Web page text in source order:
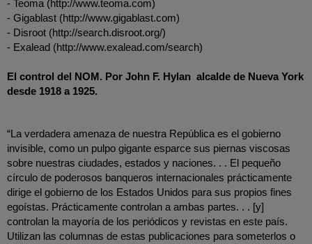
- Teoma (http://www.teoma.com)
- Gigablast (http://www.gigablast.com)
- Disroot (http://search.disroot.org/)
- Exalead (http://www.exalead.com/search)
El control del NOM. Por John F. Hylan  alcalde de Nueva York
desde 1918 a 1925.
“La verdadera amenaza de nuestra República es el gobierno
invisible, como un pulpo gigante esparce sus piernas viscosas
sobre nuestras ciudades, estados y naciones. . . El pequeño
círculo de poderosos banqueros internacionales prácticamente
dirige el gobierno de los Estados Unidos para sus propios fines
egoístas. Prácticamente controlan a ambas partes. . . [y]
controlan la mayoría de los periódicos y revistas en este país.
Utilizan las columnas de estas publicaciones para someterlos o